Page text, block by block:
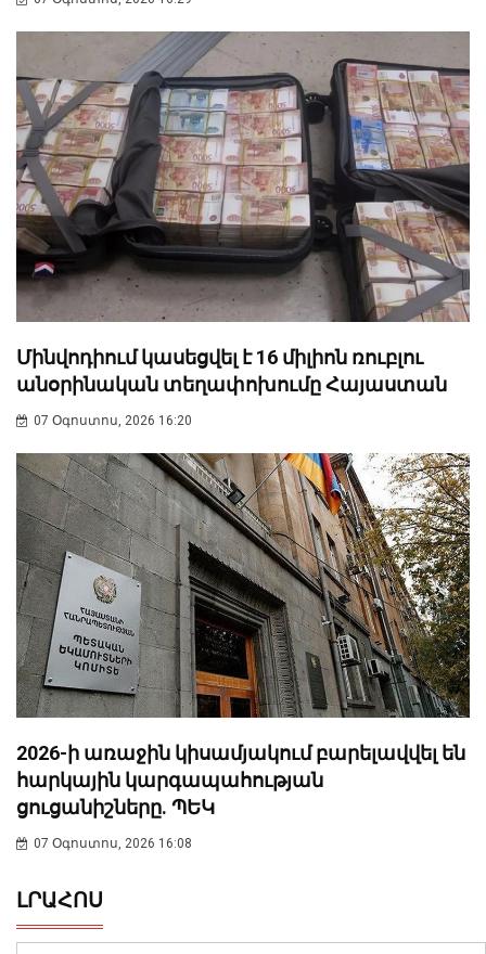
Մինվոդիում կասեցվել է 16 միլիոն ռուբլու
անօրինական տեղափոխումը Հայաստան
07 Օգոստոս, 2026 16:20
2026-ի առաջին կիսամյակում բարելավվել են
հարկային կարգապահության
ցուցանիշները. ՊԵԿ
07 Օգոստոս, 2026 16:08
ԼՐԱՀՈՍ